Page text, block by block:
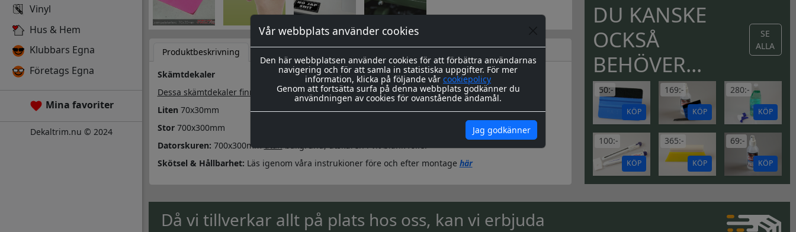
Vår webbplats använder cookies
Den här webbplatsen använder cookies för att förbättra användarnas
navigering och för att samla in statistiska uppgifter. För mer
information, klicka på följande vår cookiepolicy
Genom att fortsätta surfa på denna webbplats godkänner du
användningen av cookies för ovanstående ändamål.
Jag godkänner
Vinyl
Hus & Hem
Klubbars Egna
Företags Egna
Mina favoriter
Dekaltrim.nu © 2024
Produktbeskrivning
Skämtdekaler
Dessa skämtdekaler finns i tre varianter:
Liten 70x30mm
Stor700x300mm
Datorskuren: 700x300mm
Skötsel & Hållbarhet: Läs igenom våra instrukioner före och efter montage här
DU KANSKE
OCKSÅ
BEHÖVER...
SE
ALLA
50:-
KÖP
169:-
KÖP
280:-
KÖP
100:-
KÖP
365:-
KÖP
69:-
KÖP
Då vi tillverkar allt på plats hos oss, kan vi erbjuda